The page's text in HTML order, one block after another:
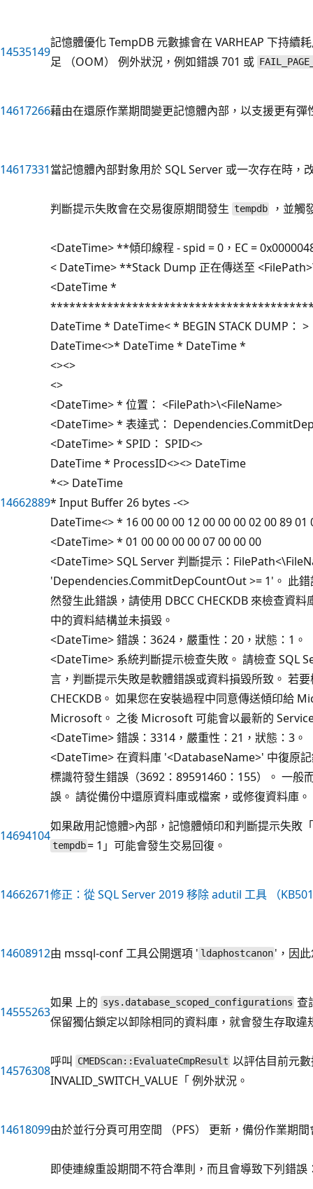
14535149
記憶體優化 TempDB 元數據會在 VARHEAP 下持續
足 （OOM） 例外狀況，例如錯誤 701 或
14617266藉由在還原作業期間變更記憶體內部，以支援更有彈
14617331當記憶體內部對象用於 SQL Server 或一次存在時，
14662889
判斷提示失敗會在交易復原期間發生 tempdb ，並觸
<DateTime> **傾印線程 - spid = 0，EC =
< DateTime> **Stack Dump 正在傳送至
<DateTime *
DateTime * DateTime< * BEGIN STACK DUMP： >
DateTime<>* DateTime * DateTime *
<><>
<>
<DateTime> * 位置： <FilePath>\<FileName>
<DateTime> * 表達式：
<DateTime> * SPID： SPID<>
DateTime * ProcessID<><> DateTime
*<> DateTime
* Input Buffer 26 bytes -<>
DateTime<> * 16 00 00 00 12 00 00 00 02 00 89 01
<DateTime> * 01 00 00 00 00 07 00 00 00
<DateTime> SQL Server 判斷提示：
'Dependencies.CommitDepCountOut >= 1'。 此錯
然發生此錯誤，請使用 DBCC CHECKDB 來檢查資
中的資料結構並未損毀。
<DateTime> 錯誤：3624，嚴重性：20，狀態：1。
<DateTime> 系統判斷提示檢查失敗。 請檢查 SQL
言，判斷提示失敗是軟體錯誤或資料損毀所致。 若
CHECKDB。 如果您在安裝過程中同意傳送傾印給
Microsoft。 之後 Microsoft 可能會以最新的
<DateTime> 錯誤：3314，嚴重性：21，狀態：3。
<DateTime> 在資料庫 '<DatabaseName>' 中復原
標識符發生錯誤（3692：89591460：155）。 一般
誤。 請從備份中還原資料庫或檔案，或修復資料庫。
14694104
如果啟用記憶體>內部，記憶體傾印和判斷提示失
tempdb= 1」可能會發生交易回復。
14662671修正：從 SQL Server 2019 移除 adutil 工具 （
14608912由 mssql-conf 工具公開選項 ' ldaphostcanon '，因
14555263
如果 上的 sys.database_scoped_configurations 查
保留獨佔鎖定以卸除相同的資料庫，就會發生存取違
14576308
呼叫 CMEDScan::EvaluateCmpResult 以評估目前元
INVALID_SWITCH_VALUE「 例外狀況。
14618099由於並行分頁可用空間 （PFS） 更新，備份作業期
即使連線重設期間不符合準則，而且會導致下列錯誤